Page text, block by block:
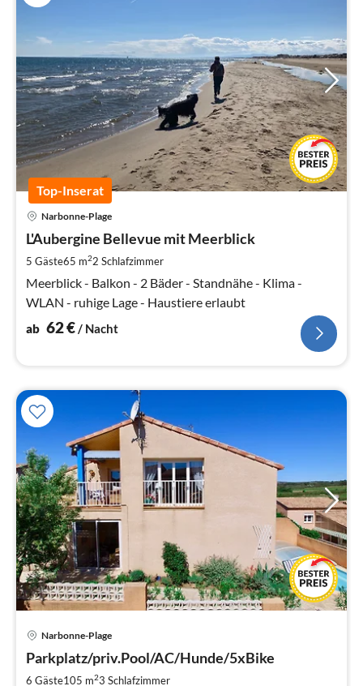
Top-Inserat
Narbonne-Plage
L'Aubergine Bellevue mit Meerblick
5 Gäste65 m22 Schlafzimmer
Meerblick - Balkon - 2 Bäder - Standnähe - Klima -
WLAN - ruhige Lage - Haustiere erlaubt
ab 62€/ Nacht
Narbonne-Plage
Parkplatz/priv.Pool/AC/Hunde/5xBike
6 Gäste105 m23 Schlafzimmer